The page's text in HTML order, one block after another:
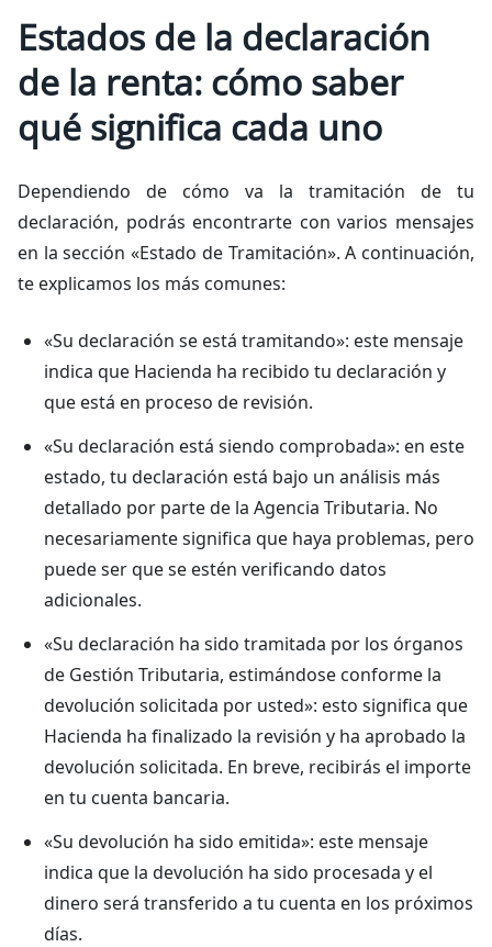
Estados de la declaración
de la renta: cómo saber
qué significa cada uno
Dependiendo de cómo va la tramitación de tu
declaración, podrás encontrarte con varios mensajes
en la sección «Estado de Tramitación». A continuación,
te explicamos los más comunes:
«Su declaración se está tramitando»: este mensaje
indica que Hacienda ha recibido tu declaración y
que está en proceso de revisión.
«Su declaración está siendo comprobada»: en este
estado, tu declaración está bajo un análisis más
detallado por parte de la Agencia Tributaria. No
necesariamente significa que haya problemas, pero
puede ser que se estén verificando datos
adicionales.
«Su declaración ha sido tramitada por los órganos
de Gestión Tributaria, estimándose conforme la
devolución solicitada por usted»: esto significa que
Hacienda ha finalizado la revisión y ha aprobado la
devolución solicitada. En breve, recibirás el importe
en tu cuenta bancaria.
«Su devolución ha sido emitida»: este mensaje
indica que la devolución ha sido procesada y el
dinero será transferido a tu cuenta en los próximos
días.